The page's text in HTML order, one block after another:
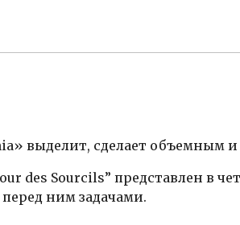
выделит, сделает объемным
des Sourcils” представлен в
ним задачами.